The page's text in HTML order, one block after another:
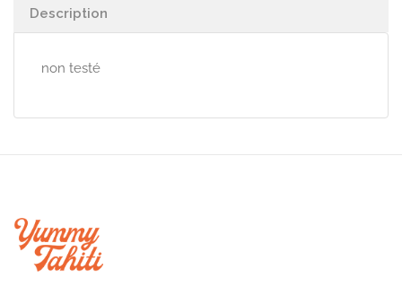
Description
non testé